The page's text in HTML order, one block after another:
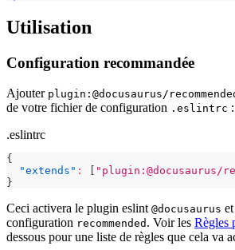
Utilisation
Configuration recommandée
Ajouter plugin:@docusaurus/
de votre fichier de configuration .eslintrc :
.eslintrc
{
"extends" : "plugin:@docusaurus/
}
Ceci activera le plugin eslint @docusaurus
configuration recommended . Voir les Règles
dessous pour une liste de règles que cela va